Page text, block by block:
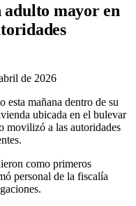
mayor en
de 2026
mañana dentro de su
ubicada en el bulevar
movilizó a las autoridades
como primeros
personal de la fiscalía